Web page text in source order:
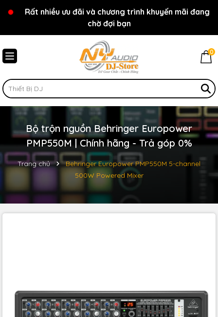
Chào mừng bạn đến với cửa hàng NY Audio - DJ
Store
Rất nhiều ưu đãi và chương trình khuyến mãi đang
chờ đợi bạn
0
Bộ trộn nguồn Behringer Europower
PMP550M | Chính hãng - Trả góp 0%
Trang chủ
Behringer Europower PMP550M 5-channel
500W Powered Mixer